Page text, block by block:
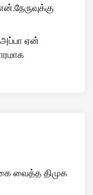
ஏன்
கை வைத்த திமுக